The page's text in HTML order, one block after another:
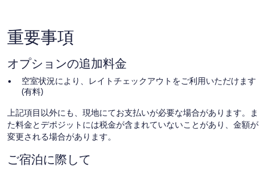
重要事項
オプションの追加料金
空室状況により、レイトチェックアウトをご利用いただけます
(有料)
上記項目以外にも、現地にてお支払いが必要な場合があります。ま
た料金とデポジットには税金が含まれていないことがあり、金額が
変更される場合があります。
ご宿泊に際して